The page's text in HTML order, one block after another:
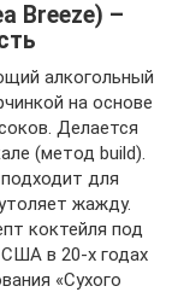
Breeze) –
алкогольный
на основе
Делается
(метод build).
для
жажду.
коктейля под
в 20-х годах
«Сухого